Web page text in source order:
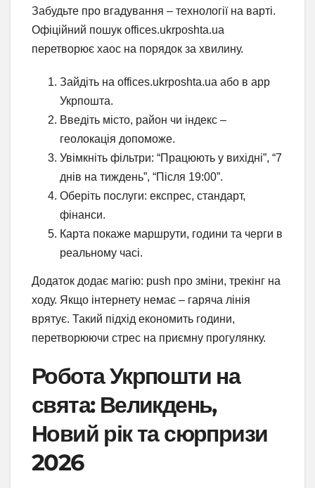
Забудьте про вгадування – технології на варті.
Офіційний пошук offices.ukrposhta.ua
перетворює хаос на порядок за хвилину.
Зайдіть на offices.ukrposhta.ua або в app
Укрпошта.
Введіть місто, район чи індекс –
геолокація допоможе.
Увімкніть фільтри: “Працюють у вихідні”, “7
днів на тиждень”, “Після 19:00”.
Оберіть послуги: експрес, стандарт,
фінанси.
Карта покаже маршрути, години та черги в
реальному часі.
Додаток додає магію: push про зміни, трекінг на
ходу. Якщо інтернету немає – гаряча лінія
врятує. Такий підхід економить години,
перетворюючи стрес на приємну прогулянку.
Робота Укрпошти на
свята: Великдень,
Новий рік та сюрпризи
2026